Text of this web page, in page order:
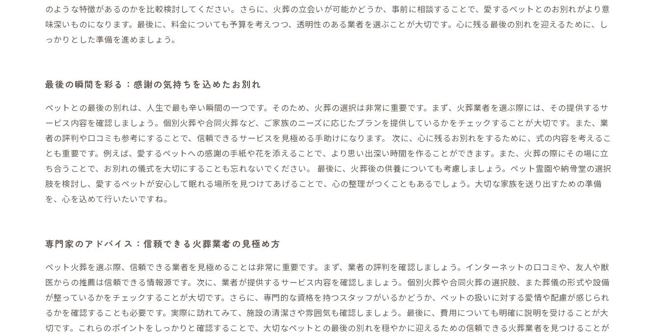
のような特徴があるのかを比較検討してください。さらに、火葬の立会いが可能かどうか、事前に相談することで、愛するペットとのお別れがより意
味深いものになります。最後に、料金についても予算を考えつつ、透明性のある業者を選ぶことが大切です。心に残る最後の別れを迎えるために、し
っかりとした準備を進めましょう。
最後の瞬間を彩る：感謝の気持ちを込めたお別れ
ペットとの最後の別れは、人生で最も辛い瞬間の一つです。そのため、火葬の選択は非常に重要です。まず、火葬業者を選ぶ際には、その提供するサ
ービス内容を確認しましょう。個別火葬や合同火葬など、ご家族のニーズに応じたプランを提供しているかをチェックすることが大切です。また、業
者の評判や口コミも参考にすることで、信頼できるサービスを見極める手助けになります。 次に、心に残るお別れをするために、式の内容を考えるこ
とも重要です。例えば、愛するペットへの感謝の手紙や花を添えることで、より思い出深い時間を作ることができます。また、火葬の際にその場に立
ち合うことで、お別れの儀式を大切にすることも忘れないでください。 最後に、火葬後の供養についても考慮しましょう。ペット霊園や納骨堂の選択
肢を検討し、愛するペットが安心して眠れる場所を見つけてあげることで、心の整理がつくこともあるでしょう。大切な家族を送り出すための準備
を、心を込めて行いたいですね。
専門家のアドバイス：信頼できる火葬業者の見極め方
ペット火葬を選ぶ際、信頼できる業者を見極めることは非常に重要です。まず、業者の評判を確認しましょう。インターネットの口コミや、友人や獣
医からの推薦は信頼できる情報源です。次に、業者が提供するサービス内容を確認しましょう。個別火葬や合同火葬の選択肢、また葬儀の形式や設備
が整っているかをチェックすることが大切です。さらに、専門的な資格を持つスタッフがいるかどうか、ペットの扱いに対する愛情や配慮が感じられ
るかを確認することも必要です。実際に訪れてみて、施設の清潔さや雰囲気も確認しましょう。最後に、費用についても明確に説明を受けることが大
切です。これらのポイントをしっかりと確認することで、大切なペットとの最後の別れを穏やかに迎えるための信頼できる火葬業者を見つけることが